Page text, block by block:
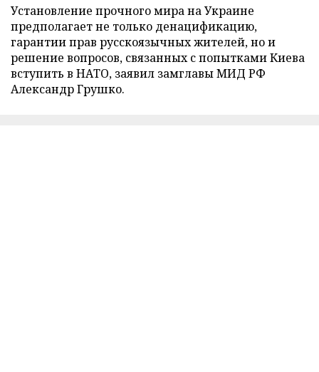
Установление прочного мира на Украине
предполагает не только денацификацию,
гарантии прав русскоязычных жителей, но и
решение вопросов, связанных с попытками Киева
вступить в НАТО, заявил замглавы МИД РФ
Александр Грушко.